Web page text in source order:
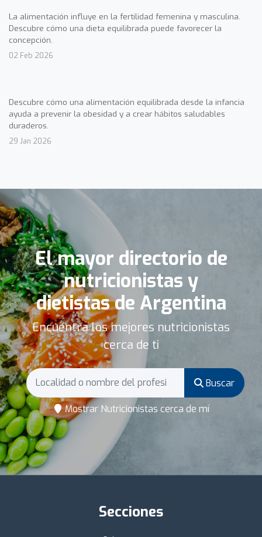
La alimentación influye en la fertilidad femenina y masculina.
Descubre cómo una dieta equilibrada puede favorecer la
concepción.
02 Feb 2026
Descubre cómo una alimentación equilibrada desde la infancia
ayuda a prevenir la obesidad y a crear hábitos saludables
duraderos.
29 Jan 2026
El mayor directorio de
nutricionistas y
dietistas de Argentina
Encuentra los mejores nutricionistas
cerca de ti
Buscar
Mostrar Nutricionistas cerca de mí
Secciones